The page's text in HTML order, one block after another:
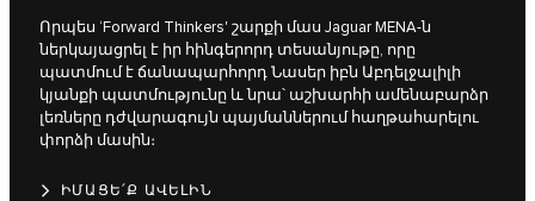
Որպես ‘Forward Thinkers' շարքի մաս Jaguar MENA-ն
ներկայացրել է իր հինգերորդ տեսանյութը, որը
պատմում է ճանապարհորդ Նասեր իբն Աբդելջալիլի
կյանքի պատմությունը և նրա՝ աշխարհի ամենաբարձր
լեռները դժվարագույն պայմաններում հաղթահարելու
փորձի մասին։
ԻՄԱՑԵ՛Ք ԱՎԵԼԻՆ